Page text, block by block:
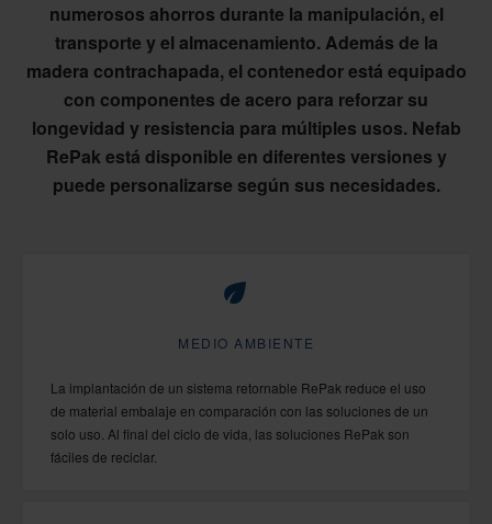
numerosos ahorros durante la manipulación, el
transporte y el almacenamiento. Además de la
madera contrachapada, el contenedor está equipado
con componentes de acero para reforzar su
longevidad y resistencia para múltiples usos. Nefab
RePak está disponible en diferentes versiones y
puede personalizarse según sus necesidades.
MEDIO AMBIENTE
La implantación de un sistema retornable RePak reduce el uso
de material embalaje en comparación con las soluciones de un
solo uso. Al final del ciclo de vida, las soluciones RePak son
fáciles de reciclar.